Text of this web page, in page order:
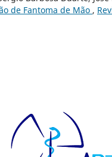
de Fantoma de Mão ,